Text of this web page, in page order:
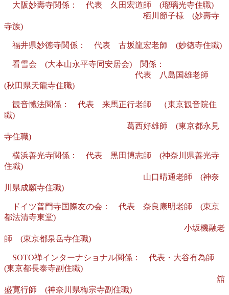
大阪妙壽寺関係： 代表 久田宏道師 (瑠璃光寺住職)
栖川節子様 (妙壽寺
寺族)
福井県妙徳寺関係： 代表 古坂龍宏老師 (妙徳寺住職)
看雪会 (大本山永平寺同安居会) 関係：
代表 八島国雄老師
(秋田県天龍寺住職)
観音懺法関係： 代表 来馬正行老師 （東京観音院住
職)
葛西好雄師 (東京都永見
寺住職)
横浜善光寺関係： 代表 黒田博志師 (神奈川県善光寺
住職)
山口晴通老師 (神奈
川県成願寺住職)
ドイツ普門寺国際友の会： 代表 奈良康明老師 (東京
都法清寺東堂)
小坂機融老
師 (東京都泉岳寺住職)
SOTO禅インターナショナル関係： 代表・大谷有為師
(東京都長泰寺副住職)
舘
盛寛行師 (神奈川県梅宗寺副住職)